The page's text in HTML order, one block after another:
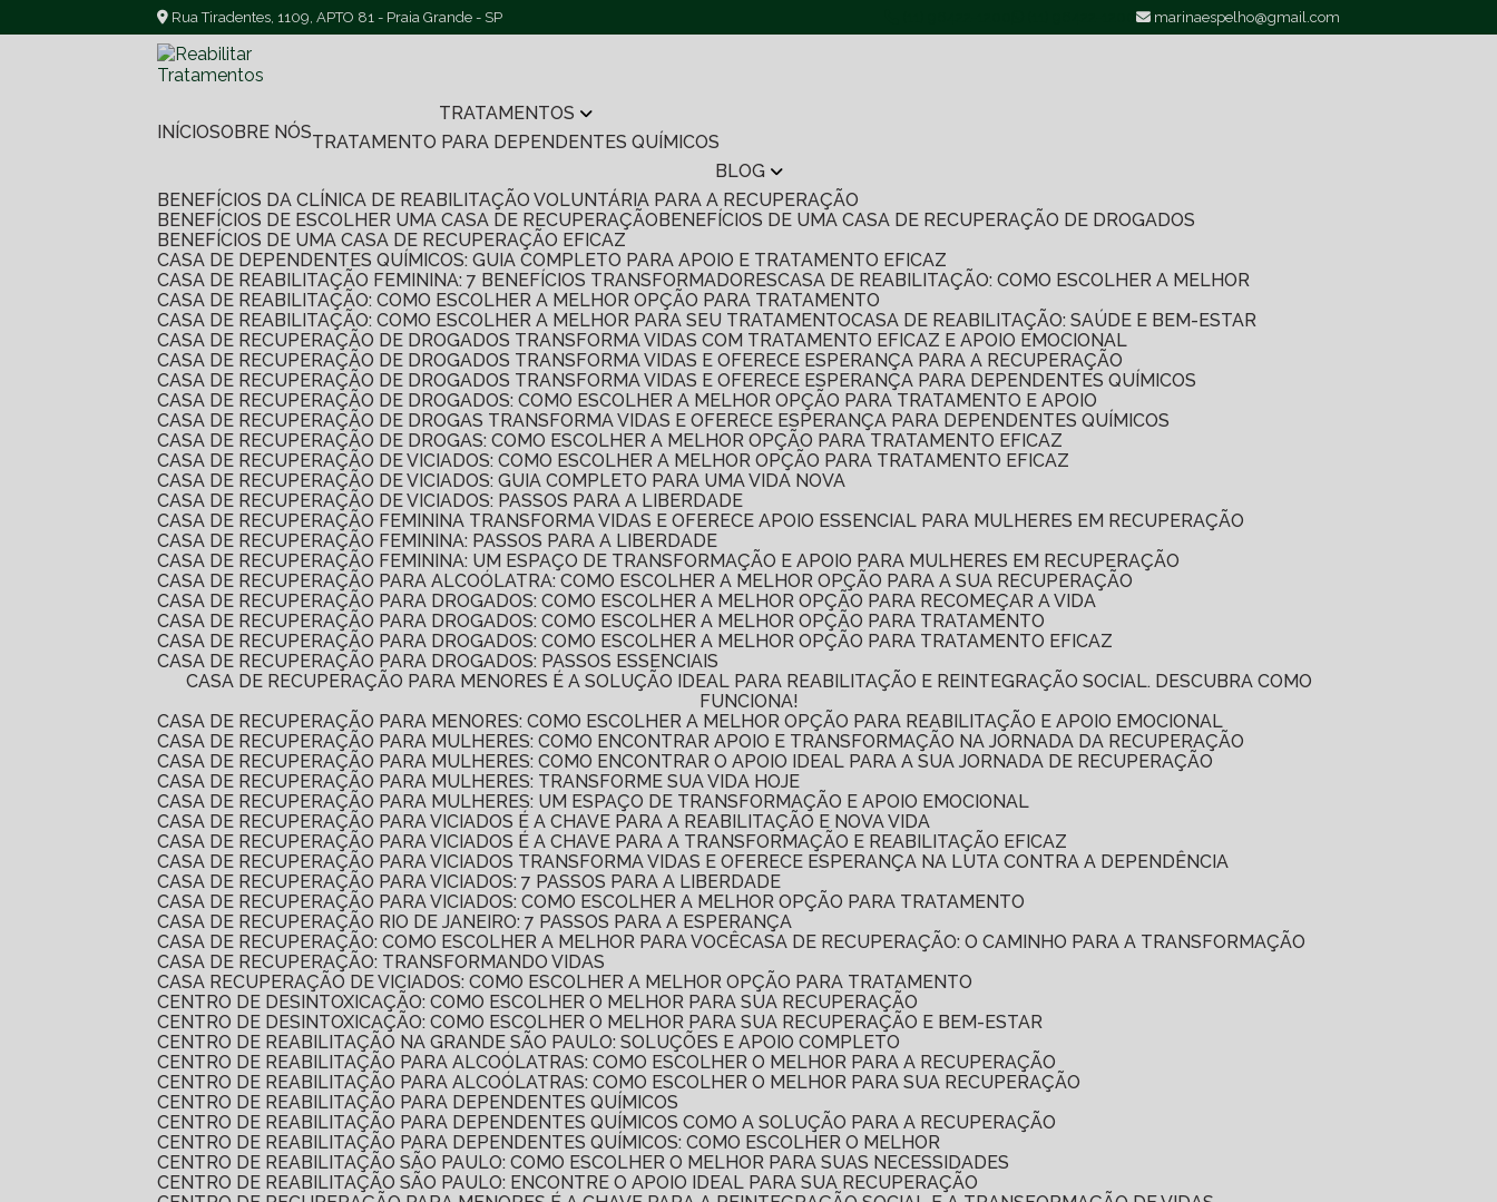
Rua Tiradentes, 1109, APTO 81 - Praia Grande - SP marinaespelho@gmail.com
INÍCIO SOBRE NÓS
TRATAMENTOS
TRATAMENTO PARA DEPENDENTES QUÍMICOS
BLOG
BENEFÍCIOS DA CLÍNICA DE REABILITAÇÃO VOLUNTÁRIA PARA A RECUPERAÇÃO
BENEFÍCIOS DE ESCOLHER UMA CASA DE RECUPERAÇÃO
BENEFÍCIOS DE UMA CASA DE RECUPERAÇÃO DE DROGADOS
BENEFÍCIOS DE UMA CASA DE RECUPERAÇÃO EFICAZ
CASA DE DEPENDENTES QUÍMICOS: GUIA COMPLETO PARA APOIO E TRATAMENTO EFICAZ
CASA DE REABILITAÇÃO FEMININA: 7 BENEFÍCIOS TRANSFORMADORES CASA DE REABILITAÇÃO: COMO ESCOLHER A MELHOR
CASA DE REABILITAÇÃO: COMO ESCOLHER A MELHOR OPÇÃO PARA TRATAMENTO
CASA DE REABILITAÇÃO: COMO ESCOLHER A MELHOR PARA SEU TRATAMENTO CASA DE REABILITAÇÃO: SAÚDE E BEM-ESTAR
CASA DE RECUPERAÇÃO DE DROGADOS TRANSFORMA VIDAS COM TRATAMENTO EFICAZ E APOIO EMOCIONAL
CASA DE RECUPERAÇÃO DE DROGADOS TRANSFORMA VIDAS E OFERECE ESPERANÇA PARA A RECUPERAÇÃO
CASA DE RECUPERAÇÃO DE DROGADOS TRANSFORMA VIDAS E OFERECE ESPERANÇA PARA DEPENDENTES QUÍMICOS
CASA DE RECUPERAÇÃO DE DROGADOS: COMO ESCOLHER A MELHOR OPÇÃO PARA TRATAMENTO E APOIO
CASA DE RECUPERAÇÃO DE DROGAS TRANSFORMA VIDAS E OFERECE ESPERANÇA PARA DEPENDENTES QUÍMICOS
CASA DE RECUPERAÇÃO DE DROGAS: COMO ESCOLHER A MELHOR OPÇÃO PARA TRATAMENTO EFICAZ
CASA DE RECUPERAÇÃO DE VICIADOS: COMO ESCOLHER A MELHOR OPÇÃO PARA TRATAMENTO EFICAZ
CASA DE RECUPERAÇÃO DE VICIADOS: GUIA COMPLETO PARA UMA VIDA NOVA
CASA DE RECUPERAÇÃO DE VICIADOS: PASSOS PARA A LIBERDADE
CASA DE RECUPERAÇÃO FEMININA TRANSFORMA VIDAS E OFERECE APOIO ESSENCIAL PARA MULHERES EM RECUPERAÇÃO
CASA DE RECUPERAÇÃO FEMININA: PASSOS PARA A LIBERDADE
CASA DE RECUPERAÇÃO FEMININA: UM ESPAÇO DE TRANSFORMAÇÃO E APOIO PARA MULHERES EM RECUPERAÇÃO
CASA DE RECUPERAÇÃO PARA ALCOÓLATRA: COMO ESCOLHER A MELHOR OPÇÃO PARA A SUA RECUPERAÇÃO
CASA DE RECUPERAÇÃO PARA DROGADOS: COMO ESCOLHER A MELHOR OPÇÃO PARA RECOMEÇAR A VIDA
CASA DE RECUPERAÇÃO PARA DROGADOS: COMO ESCOLHER A MELHOR OPÇÃO PARA TRATAMENTO
CASA DE RECUPERAÇÃO PARA DROGADOS: COMO ESCOLHER A MELHOR OPÇÃO PARA TRATAMENTO EFICAZ
CASA DE RECUPERAÇÃO PARA DROGADOS: PASSOS ESSENCIAIS
CASA DE RECUPERAÇÃO PARA MENORES É A SOLUÇÃO IDEAL PARA REABILITAÇÃO E REINTEGRAÇÃO SOCIAL. DESCUBRA COMO
FUNCIONA!
CASA DE RECUPERAÇÃO PARA MENORES: COMO ESCOLHER A MELHOR OPÇÃO PARA REABILITAÇÃO E APOIO EMOCIONAL
CASA DE RECUPERAÇÃO PARA MULHERES: COMO ENCONTRAR APOIO E TRANSFORMAÇÃO NA JORNADA DA RECUPERAÇÃO
CASA DE RECUPERAÇÃO PARA MULHERES: COMO ENCONTRAR O APOIO IDEAL PARA A SUA JORNADA DE RECUPERAÇÃO
CASA DE RECUPERAÇÃO PARA MULHERES: TRANSFORME SUA VIDA HOJE
CASA DE RECUPERAÇÃO PARA MULHERES: UM ESPAÇO DE TRANSFORMAÇÃO E APOIO EMOCIONAL
CASA DE RECUPERAÇÃO PARA VICIADOS É A CHAVE PARA A REABILITAÇÃO E NOVA VIDA
CASA DE RECUPERAÇÃO PARA VICIADOS É A CHAVE PARA A TRANSFORMAÇÃO E REABILITAÇÃO EFICAZ
CASA DE RECUPERAÇÃO PARA VICIADOS TRANSFORMA VIDAS E OFERECE ESPERANÇA NA LUTA CONTRA A DEPENDÊNCIA
CASA DE RECUPERAÇÃO PARA VICIADOS: 7 PASSOS PARA A LIBERDADE
CASA DE RECUPERAÇÃO PARA VICIADOS: COMO ESCOLHER A MELHOR OPÇÃO PARA TRATAMENTO
CASA DE RECUPERAÇÃO RIO DE JANEIRO: 7 PASSOS PARA A ESPERANÇA
CASA DE RECUPERAÇÃO: COMO ESCOLHER A MELHOR PARA VOCÊ CASA DE RECUPERAÇÃO: O CAMINHO PARA A TRANSFORMAÇÃO
CASA DE RECUPERAÇÃO: TRANSFORMANDO VIDAS
CASA RECUPERAÇÃO DE VICIADOS: COMO ESCOLHER A MELHOR OPÇÃO PARA TRATAMENTO
CENTRO DE DESINTOXICAÇÃO: COMO ESCOLHER O MELHOR PARA SUA RECUPERAÇÃO
CENTRO DE DESINTOXICAÇÃO: COMO ESCOLHER O MELHOR PARA SUA RECUPERAÇÃO E BEM-ESTAR
CENTRO DE REABILITAÇÃO NA GRANDE SÃO PAULO: SOLUÇÕES E APOIO COMPLETO
CENTRO DE REABILITAÇÃO PARA ALCOÓLATRAS: COMO ESCOLHER O MELHOR PARA A RECUPERAÇÃO
CENTRO DE REABILITAÇÃO PARA ALCOÓLATRAS: COMO ESCOLHER O MELHOR PARA SUA RECUPERAÇÃO
CENTRO DE REABILITAÇÃO PARA DEPENDENTES QUÍMICOS
CENTRO DE REABILITAÇÃO PARA DEPENDENTES QUÍMICOS COMO A SOLUÇÃO PARA A RECUPERAÇÃO
CENTRO DE REABILITAÇÃO PARA DEPENDENTES QUÍMICOS: COMO ESCOLHER O MELHOR
CENTRO DE REABILITAÇÃO SÃO PAULO: COMO ESCOLHER O MELHOR PARA SUAS NECESSIDADES
CENTRO DE REABILITAÇÃO SÃO PAULO: ENCONTRE O APOIO IDEAL PARA SUA RECUPERAÇÃO